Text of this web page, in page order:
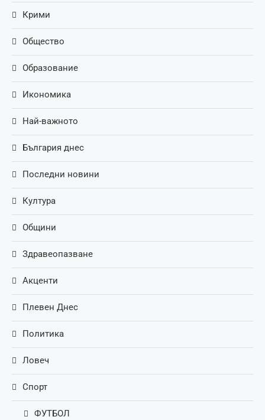
Крими
Общество
Образование
Икономика
Най-важното
България днес
Последни новини
Култура
Общини
Здравеопазване
Акценти
Плевен Днес
Политика
Ловеч
Спорт
ФУТБОЛ